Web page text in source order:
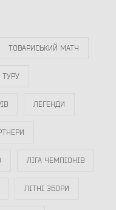
ТОВАРИСЬКИЙ МАТЧ
ТУРУ
ЛЕГЕНДИ
ЛІГА ЧЕМПІОНІВ
ЛІТНІ ЗБОРИ